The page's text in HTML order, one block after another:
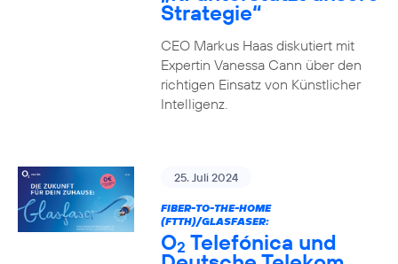
Strategie“
CEO Markus Haas diskutiert mit
Expertin Vanessa Cann über den
richtigen Einsatz von Künstlicher
Intelligenz.
25. Juli 2024
FIBER-TO-THE-HOME
(FTTH)/GLASFASER:
O2 Telefónica und